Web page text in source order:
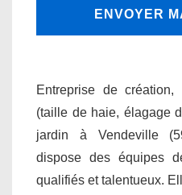
Entreprise de création,
(taille de haie, élagage
jardin à Vendeville
dispose des équipes
qualifiés et talentueux.